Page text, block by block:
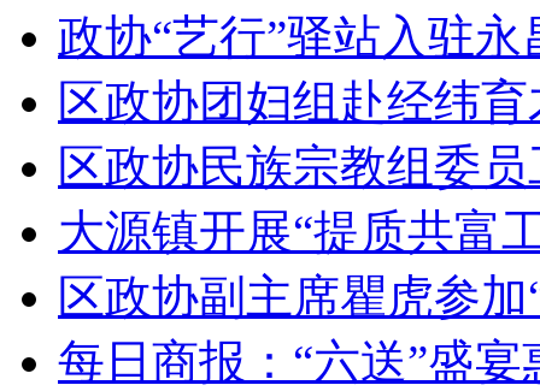
政协“艺行”驿站入驻永
区政协团妇组赴经纬
区政协民族宗教组委
大源镇开展“提质共富
区政协副主席瞿虎参
每日商报：“六送”盛